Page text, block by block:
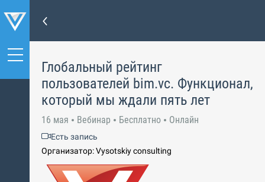
Глобальный рейтинг
пользователей bim.vc. Функционал,
который мы ждали пять лет
16 мая Вебинар Бесплатно Онлайн
Есть запись
Организатор: Vysotskiy consulting